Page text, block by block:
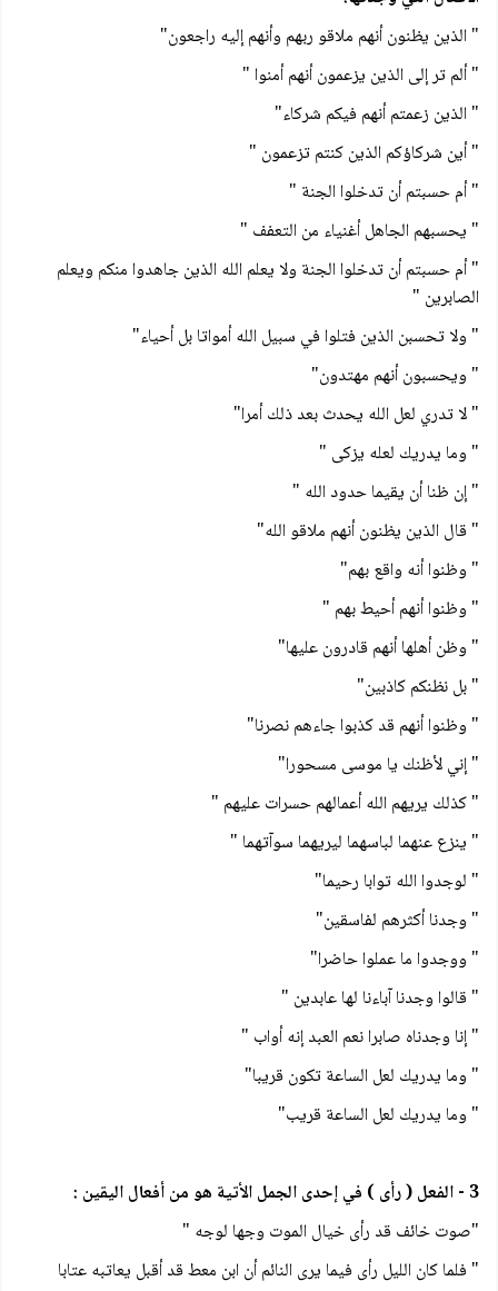
" الذين يظنون أنهم ملاقو ربهم وأنهم إليه راجعون"
" ألم تر إلى الذين يزعمون أنهم أمنوا "
" الذين زعمتم أنهم فيكم شركاء"
" أين شركاؤكم الذين كنتم تزعمون "
" أم حسبتم أن تدخلوا الجنة "
" يحسبهم الجاهل أغنياء من التعفف "
" أم حسبتم أن تدخلوا الجنة ولا يعلم الله الذين جاهدوا منكم ويعلم
الصابرين "
" ولا تحسبن الذين فتلوا في سبيل الله أمواتا بل أحياء"
" ويحسبون أنهم مهتدون"
" لا تدري لعل الله يحدث بعد ذلك أمرا"
" وما يدريك لعله يزكى "
" إن ظنا أن يقيما حدود الله "
" قال الذين يظنون أنهم ملاقو الله"
" وظنوا أنه واقع بهم"
" وظنوا أنهم أحيط بهم "
" وظن أهلها أنهم قادرون عليها"
" بل نظنكم كاذبين"
" وظنوا أنهم قد كذبوا جاءهم نصرنا"
" إني لأظنك يا موسى مسحورا"
" كذلك يريهم الله أعمالهم حسرات عليهم "
" ينزع عنهما لباسهما ليريهما سوآتهما "
" لوجدوا الله توابا رحيما"
" وجدنا أكثرهم لفاسقين"
" ووجدوا ما عملوا حاضرا"
" قالوا وجدنا آباءنا لها عابدين "
" إنا وجدناه صابرا نعم العبد إنه أواب "
" وما يدريك لعل الساعة تكون قريبا"
" وما يدريك لعل الساعة قريب"
3 - الفعل ( رأى ) في إحدى الجمل الأتية هو من أفعال اليقين :
"صوت خائف قد رأى خيال الموت وجها لوجه "
" فلما كان الليل رأى فيما يرى النائم أن ابن معط قد أقبل يعاتبه عتابا